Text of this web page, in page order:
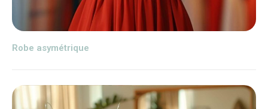
Robe asymétrique